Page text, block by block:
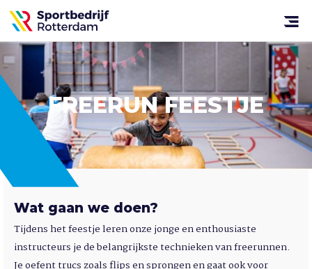
Open
menu
Sportbedrijf
Rotterdam
FREERUN FEESTJE
Wat gaan we doen?
Tijdens het feestje leren onze jonge en enthousiaste
instructeurs je de belangrijkste technieken van freerunnen.
Je oefent trucs zoals flips en sprongen en gaat ook voor